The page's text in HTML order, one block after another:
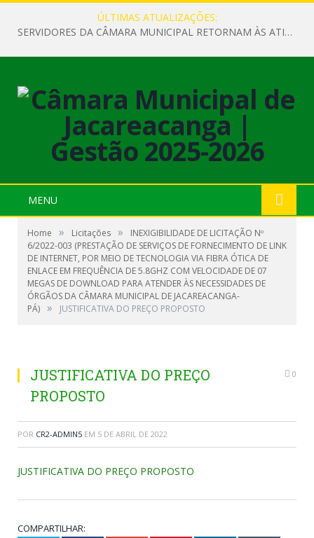
ÚLTIMAS ATUALIZAÇÕES:
SERVIDORES DA CÂMARA MUNICIPAL RETORNAM ÀS ATIVIDADES APÓS O RECESSO PARLAMENTAR
MENU
Home » Licitações »
INEXIGIBILIDADE DE LICITAÇÃO Nº
6/2022-003 (PRESTAÇÃO DE SERVIÇOS DE FORNECIMENTO DE LINK
DE INTERNET, POR MEIO DE TECNOLOGIA VIA FIBRA ÓTICA DE
ENLACE EM FREQUÊNCIA DE 5.8GHZ COM VELOCIDADE DE 07
MEGAS DE DOWNLOAD PARA ATENDER ÀS NECESSIDADES DE
ÓRGÃOS DA CÂMARA MUNICIPAL DE JACAREACANGA-
PÁ) » JUSTIFICATIVA DO PREÇO PROPOSTO
JUSTIFICATIVA DO PREÇO
PROPOSTO
0
POR CR2-ADMIN5 EM 5 DE ABRIL DE 2022
JUSTIFICATIVA DO PREÇO PROPOSTO
COMPARTILHAR: